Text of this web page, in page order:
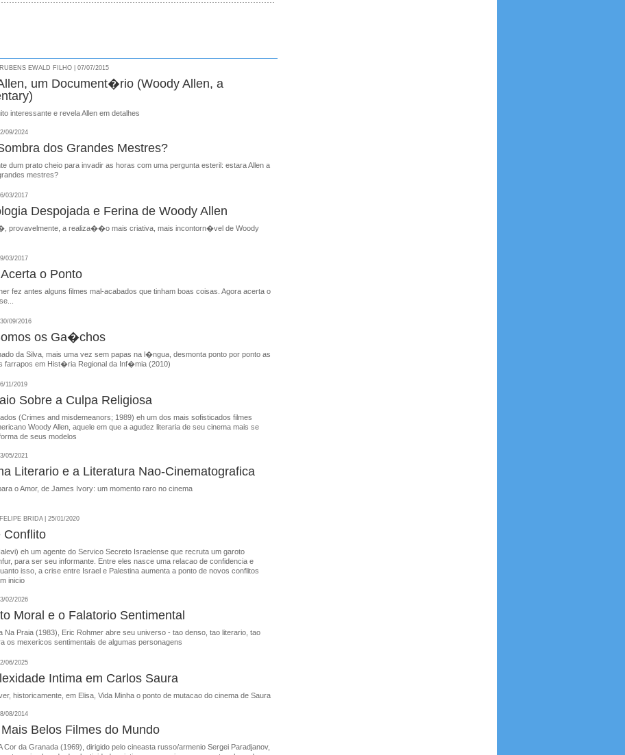
EWALD FILHO | 07/07/2015
um Document�rio (Woody Allen, a
interessante e revela Allen em detalhes
09/2024
dos Grandes Mestres?
dum prato cheio para invadir as horas com uma pergunta esteril: estara Allen a
mestres?
03/2017
Despojada e Ferina de Woody Allen
provavelmente, a realiza��o mais criativa, mais incontorn�vel de Woody
03/2017
o Ponto
fez antes alguns filmes mal-acabados que tinham boas coisas. Agora acerta o
09/2016
os Ga�chos
da Silva, mais uma vez sem papas na l�ngua, desmonta ponto por ponto as
farrapos em Hist�ria Regional da Inf�mia (2010)
11/2019
Sobre a Culpa Religiosa
(Crimes and misdemeanors; 1989) eh um dos mais sofisticados filmes
Woody Allen, aquele em que a agudez literaria de seu cinema mais se
de seus modelos
05/2021
Literario e a Literatura Nao-Cinematografica
o Amor, de James Ivory: um momento raro no cinema
BRIDA | 25/01/2020
Conflito
eh um agente do Servico Secreto Israelense que recruta um garoto
para ser seu informante. Entre eles nasce uma relacao de confidencia e
isso, a crise entre Israel e Palestina aumenta a ponto de novos conflitos
inicio
02/2026
Moral e o Falatorio Sentimental
Na Praia (1983), Eric Rohmer abre seu universo - tao denso, tao literario, tao
os mexericos sentimentais de algumas personagens
06/2025
Intima em Carlos Saura
historicamente, em Elisa, Vida Minha o ponto de mutacao do cinema de Saura
08/2014
Belos Filmes do Mundo
Cor da Granada (1969), dirigido pelo cineasta russo/armenio Sergei Paradjanov,